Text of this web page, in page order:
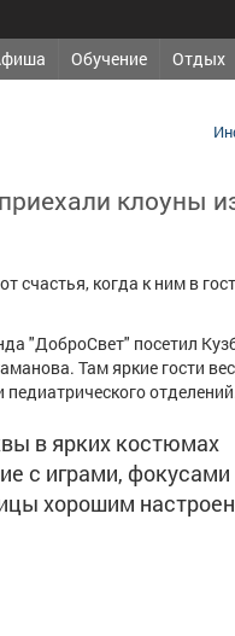
Обучение Отдых
клоуны
счастья, когда к ним в
"ДоброСвет" посетил
Там яркие гости
в ярких костюмах
с играми, фокусами
хорошим